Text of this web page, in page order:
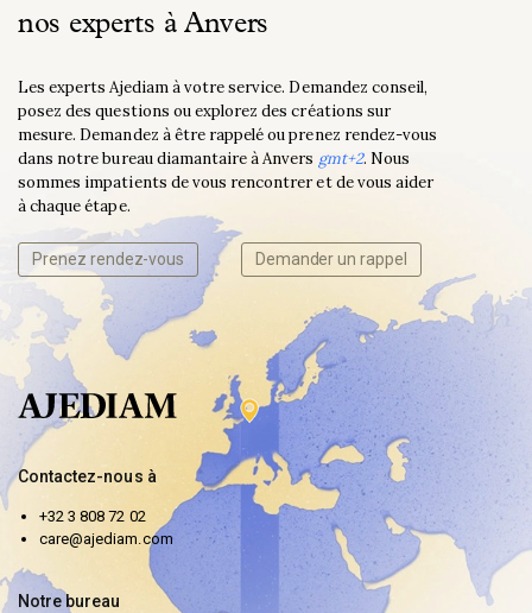
nos experts à Anvers
Les experts Ajediam à votre service. Demandez conseil,
posez des questions ou explorez des créations sur
mesure. Demandez à être rappelé ou prenez rendez-vous
dans notre bureau diamantaire à Anvers gmt+2. Nous
sommes impatients de vous rencontrer et de vous aider
à chaque étape.
Prenez rendez-vous Demander un rappel
Contactez-nous à
+32 3 808 72 02
care@ajediam.com
Notre bureau